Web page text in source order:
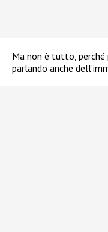
Ma non è tutto, perché
parlando anche